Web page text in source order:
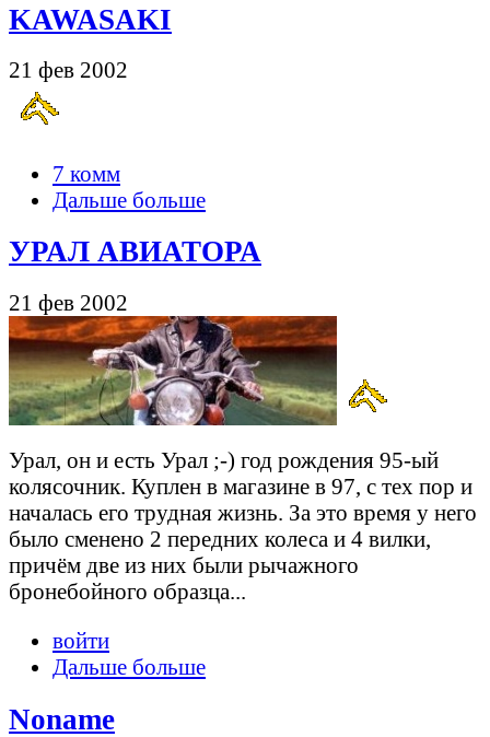
KAWASAKI
21 фев 2002
7 комм
Дальше больше
УРАЛ АВИАТОРА
21 фев 2002
Урал, он и есть Урал ;-) год рождения 95-ый
колясочник. Куплен в магазине в 97, с тех пор и
началась его трудная жизнь. За это время у него
было сменено 2 передних колеса и 4 вилки,
причём две из них были рычажного
бронебойного образца...
войти
Дальше больше
Noname